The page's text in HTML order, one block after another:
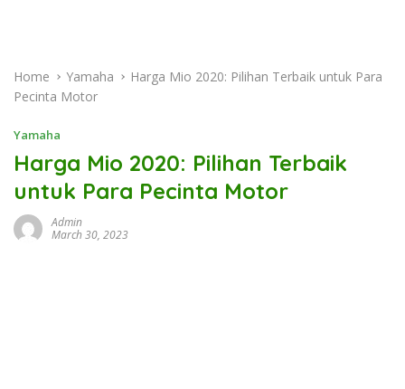
Home Yamaha
Harga Mio 2020: Pilihan Terbaik untuk Para
Pecinta Motor
Yamaha
Harga Mio 2020: Pilihan Terbaik
untuk Para Pecinta Motor
Admin
March 30, 2023